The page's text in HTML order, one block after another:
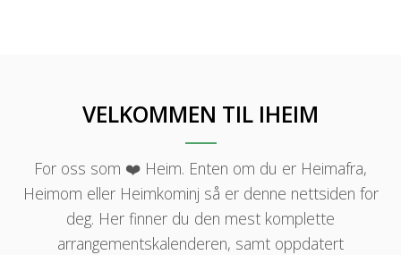
VELKOMMEN TIL IHEIM
For oss som ❤️ Heim. Enten om du er Heimafra,
Heimom eller Heimkominj så er denne nettsiden for
deg. Her finner du den mest komplette
arrangementskalenderen, samt oppdatert